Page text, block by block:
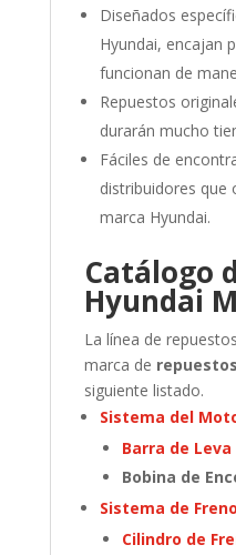
Diseñados
Hyundai, encajan
funcionan de
Repuestos
durarán mucho
Fáciles de
distribuidores que
marca Hyundai.
Catálogo
Hyundai
La línea de
marca de
siguiente listado.
Sistema del
Barra de Leva
Bobina de
Sistema de
Cilindro de